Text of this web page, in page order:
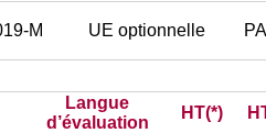
M UE optionnelle
Langue
d’évaluation
HT(*)